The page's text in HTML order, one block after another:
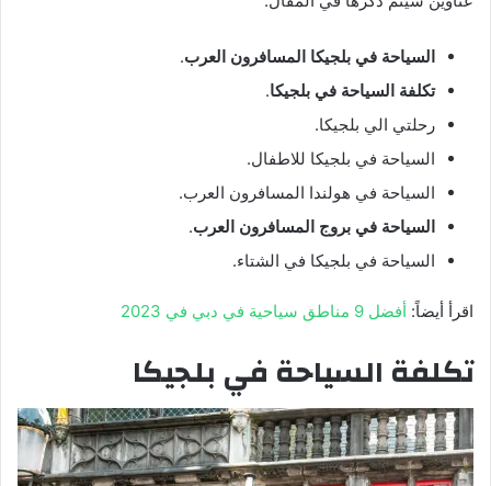
السياحة في بلجيكا المسافرون العرب.
تكلفة السياحة في بلجيكا.
رحلتي الي بلجيكا.
السياحة في بلجيكا للاطفال.
السياحة في هولندا المسافرون العرب.
السياحة في بروج المسافرون العرب.
السياحة في بلجيكا في الشتاء.
اقرأ أيضاً: أفضل 9 مناطق سياحية في دبي في 2023
تكلفة السياحة في بلجيكا